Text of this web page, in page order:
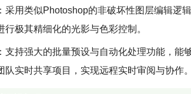
采用类似Photoshop的非破坏性图层编辑逻
极其精细化的光影与色彩控制。
支持强大的批量预设与自动化处理功能，
队实时共享项目，实现远程实时审阅与协作。